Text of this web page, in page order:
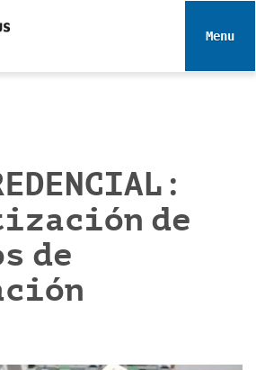
Toggle
de
de